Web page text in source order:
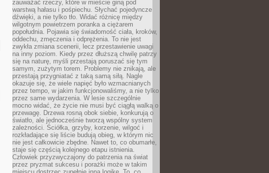
zauważać rzeczy, które w mieście giną pod
warstwą hałasu i pośpiechu. Słychać pojedyncze
dźwięki, a nie tylko tło. Widać różnicę między
wilgotnym powietrzem poranka a ciężarem
popołudnia. Pojawia się świadomość ciała, kroków,
oddechu, zmęczenia i odprężenia. To nie jest
zwykła zmiana scenerii, lecz przestawienie uwagi
na inny poziom. Kiedy przez dłuższą chwilę patrzy
się na naturę, myśli przestają poruszać się tym
samym, zużytym torem. Problemy nie znikają, ale
przestają przygniatać z taką samą siłą. Nagle
okazuje się, że wiele napięć było wzmacnianych
przez tempo, w jakim funkcjonowaliśmy, a nie tylko
przez same wydarzenia. W lesie szczególnie
mocno widać, że życie nie musi być ciągłą walką o
przewagę. Drzewa rosną obok siebie, konkurują o
światło, ale jednocześnie tworzą wspólny system
zależności. Ściółka, grzyby, korzenie, wilgoć i
rozkładające się liście budują obieg, w którym nic
nie jest całkowicie zbędne. Nawet to, co obumarłe,
staje się częścią kolejnego etapu istnienia.
Człowiek przyzwyczajony do patrzenia na świat
przez pryzmat sukcesu i porażki może w takim